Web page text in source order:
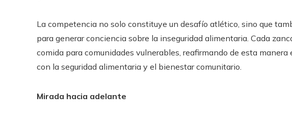
La competencia no solo constituye un desafío atlético, sino que
para generar conciencia sobre la inseguridad alimentaria. Cada
comida para comunidades vulnerables, reafirmando de esta
con la seguridad alimentaria y el bienestar comunitario.
Mirada hacia adelante